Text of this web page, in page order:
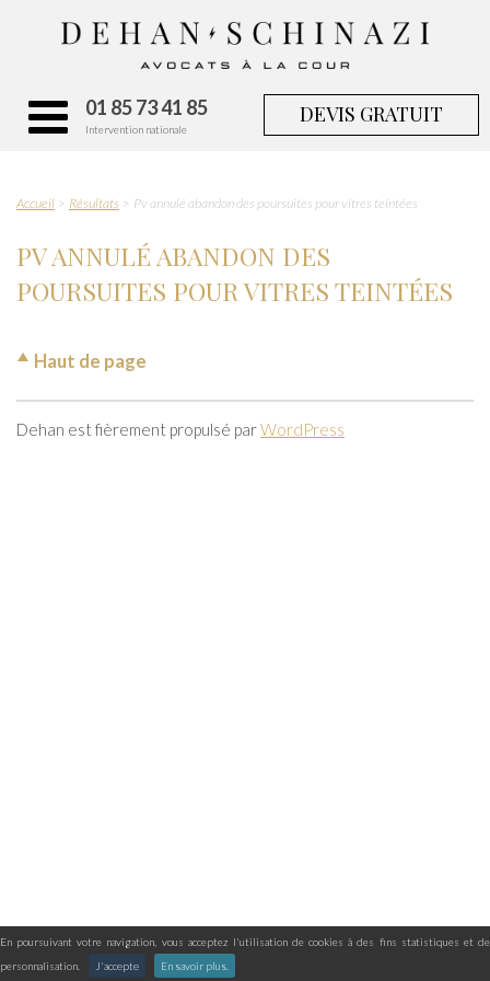
En poursuivant votre navigation, vous acceptez l'utilisation de cookies à des fins statistiques et de
personnalisation.
J'accepte En savoir plus.
01 85 73 41 85
Intervention nationale
DEVIS GRATUIT
Accueil Résultats Pv annulé abandon des poursuites pour vitres teintées
PV ANNULÉ ABANDON DES
POURSUITES POUR VITRES TEINTÉES
Haut de page
Dehan est fièrement propulsé parWordPress